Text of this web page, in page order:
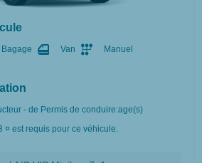
Bagage Van
Manuel
- de Permis de conduire:age(s)
¤ est requis pour ce véhicule.